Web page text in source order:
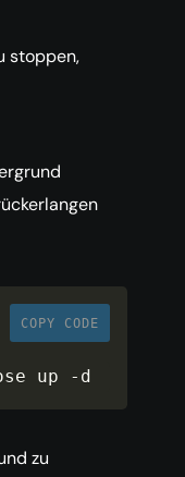
stoppen,
COPY CODE
up - d
zu